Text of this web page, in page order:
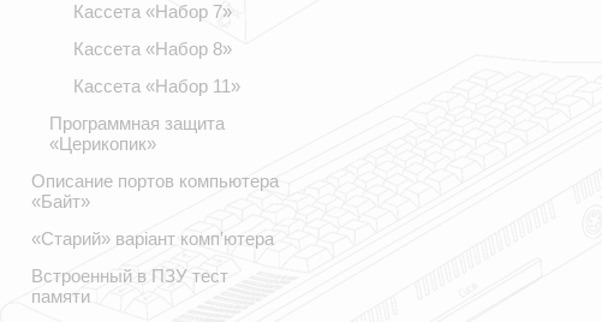
Кассета «Набор 7»
Кассета «Набор 8»
Кассета «Набор 11»
Программная защита
«Церикопик»
Описание портов компьютера
«Байт»
«Старий» варіант комп′ютера
Встроенный в ПЗУ тест
памяти